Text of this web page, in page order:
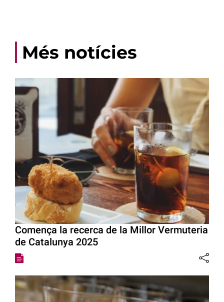
Més notícies
Comença la recerca de la Millor Vermuteria
de Catalunya 2025